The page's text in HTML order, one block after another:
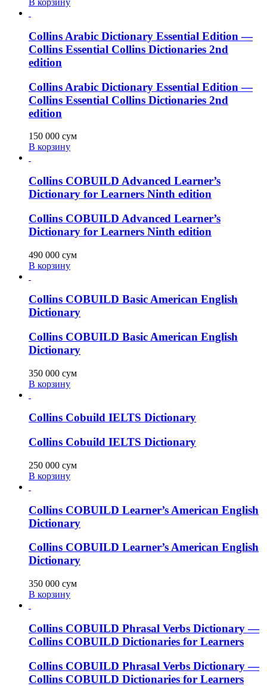
В корзину
Collins Arabic Dictionary Essential Edition —
Collins Essential Collins Dictionaries 2nd
edition
Collins Arabic Dictionary Essential Edition —
Collins Essential Collins Dictionaries 2nd
edition
150 000 сум
В корзину
Collins COBUILD Advanced Learner’s
Dictionary for Learners Ninth edition
Collins COBUILD Advanced Learner’s
Dictionary for Learners Ninth edition
490 000 сум
В корзину
Collins COBUILD Basic American English
Dictionary
Collins COBUILD Basic American English
Dictionary
350 000 сум
В корзину
Collins Cobuild IELTS Dictionary
Collins Cobuild IELTS Dictionary
250 000 сум
В корзину
Collins COBUILD Learner’s American English
Dictionary
Collins COBUILD Learner’s American English
Dictionary
350 000 сум
В корзину
Collins COBUILD Phrasal Verbs Dictionary —
Collins COBUILD Dictionaries for Learners
Collins COBUILD Phrasal Verbs Dictionary —
Collins COBUILD Dictionaries for Learners